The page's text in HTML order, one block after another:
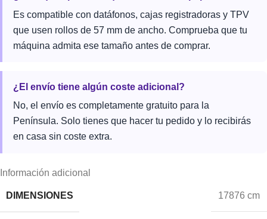
Es compatible con datáfonos, cajas registradoras y TPV
que usen rollos de 57 mm de ancho. Comprueba que tu
máquina admita ese tamaño antes de comprar.
¿El envío tiene algún coste adicional?
No, el envío es completamente gratuito para la
Península. Solo tienes que hacer tu pedido y lo recibirás
en casa sin coste extra.
Información adicional
DIMENSIONES 17876 cm